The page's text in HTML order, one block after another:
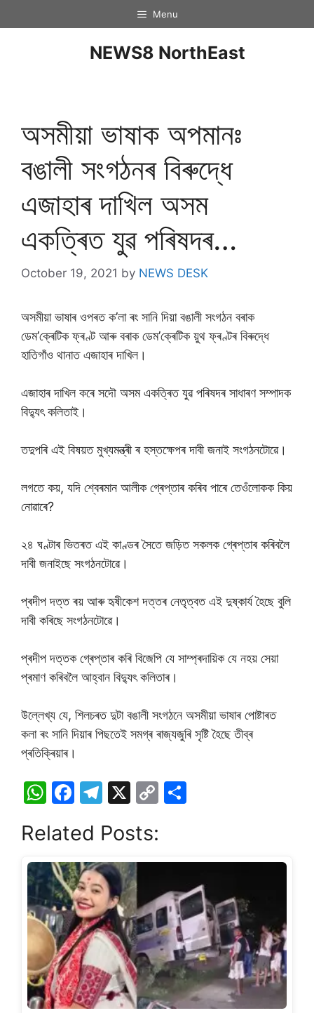
Menu
NEWS8 NorthEast
অসমীয়া ভাষাক অপমানঃ
বঙালী সংগঠনৰ বিৰুদ্ধে
এজাহাৰ দাখিল অসম
একত্ৰিত যুৱ পৰিষদৰ…
October 19, 2021 by NEWS DESK
অসমীয়া ভাষাৰ ওপৰত ক’লা ৰং সানি দিয়া বঙালী সংগঠন বৰাক
ডেম’ক্ৰেটিক ফ্ৰণ্ট আৰু বৰাক ডেম’ক্ৰেটিক য়ুথ ফ্ৰণ্টৰ বিৰুদ্ধে
হাতিগাঁও থানাত এজাহাৰ দাখিল।
এজাহাৰ দাখিল কৰে সদৌ অসম একত্ৰিত যুৱ পৰিষদৰ সাধাৰণ সম্পাদক
বিদ্যুৎ কলিতাই।
তদুপৰি এই বিষয়ত মুখ্যমন্ত্ৰী ৰ হস্তক্ষেপৰ দাবী জনাই সংগঠনটোৱে।
লগতে কয়, যদি শ্বেৰমান আলীক গ্ৰেপ্তাৰ কৰিব পাৰে তেওঁলোকক কিয়
নোৱাৰে?
২৪ ঘণ্টাৰ ভিতৰত এই কাণ্ডৰ সৈতে জড়িত সকলক গ্ৰেপ্তাৰ কৰিবলৈ
দাবী জনাইছে সংগঠনটোৱে।
প্ৰদীপ দত্ত ৰয় আৰু হৃষীকেশ দত্তৰ নেতৃত্বত এই দুষ্কাৰ্য হৈছে বুলি
দাবী কৰিছে সংগঠনটোৱে।
প্ৰদীপ দত্তক গ্ৰেপ্তাৰ কৰি বিজেপি যে সাম্প্ৰদায়িক যে নহয় সেয়া
প্ৰমাণ কৰিবলৈ আহ্বান বিদ্যুৎ কলিতাৰ।
উল্লেখ্য যে, শিলচৰত দুটা বঙালী সংগঠনে অসমীয়া ভাষাৰ পোষ্টাৰত
কলা ৰং সানি দিয়াৰ পিছতেই সমগ্ৰ ৰাজ্যজুৰি সৃষ্টি হৈছে তীব্ৰ
প্ৰতিক্ৰিয়াৰ।
W
at
s
A
p
p
F
c
e
b
o
o
k
T
e
gr
a
m
X
C
y
n
k
e
Related Posts: